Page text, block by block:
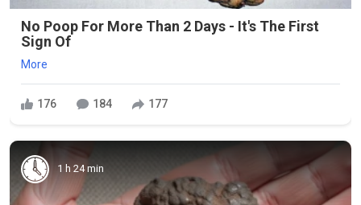
No Poop For More Than 2 Days - It's The First
Sign Of
More
176 184 177
1 h 24 min